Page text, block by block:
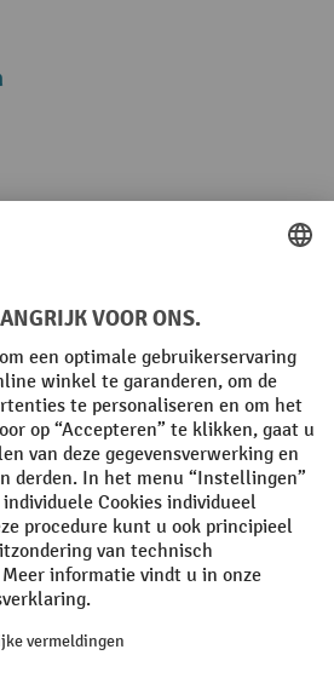
Copyright
Privacy-instellingen
costs and possible delivery charges,
de vermelde datum. Combinatie met
acties is niet mogelijk. | ² De korting
de eerste inschrijving voor de
met een minimum netto bestelwaarde